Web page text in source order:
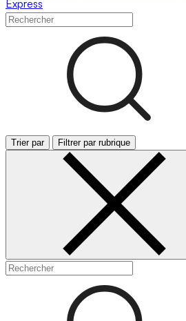
Express
Trier par Filtrer par rubrique